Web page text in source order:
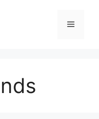
Menu